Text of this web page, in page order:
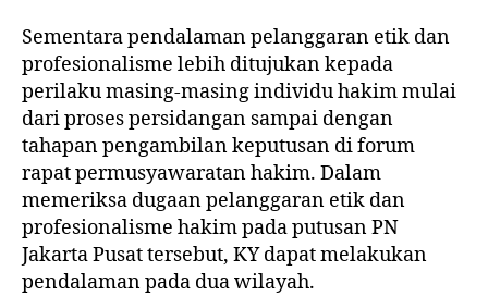
Sementara pendalaman pelanggaran etik dan
profesionalisme lebih ditujukan kepada
perilaku masing-masing individu hakim mulai
dari proses persidangan sampai dengan
tahapan pengambilan keputusan di forum
rapat permusyawaratan hakim. Dalam
memeriksa dugaan pelanggaran etik dan
profesionalisme hakim pada putusan PN
Jakarta Pusat tersebut, KY dapat melakukan
pendalaman pada dua wilayah.